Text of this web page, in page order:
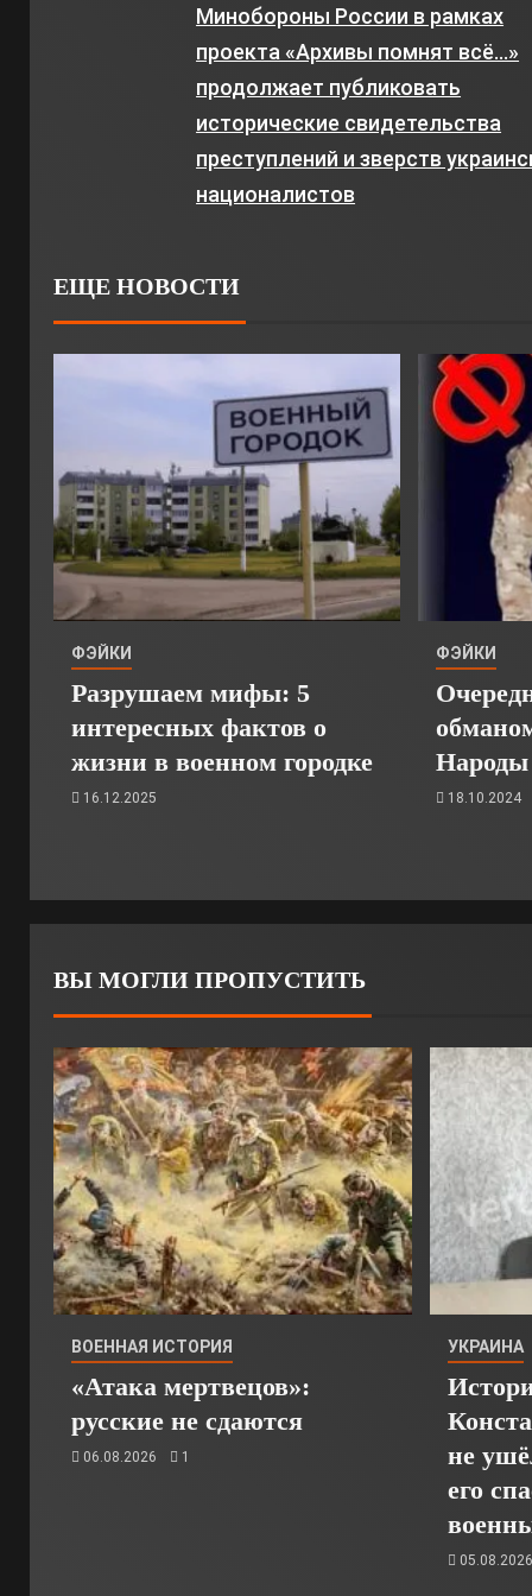
Минобороны России в рамках
проекта «Архивы помнят всё…»
продолжает публиковать
исторические свидетельства
преступлений и зверств
националистов
ЕЩЕ НОВОСТИ
ФЭЙКИ
Разрушаем мифы: 5
интересных фактов о
жизни в военном городке
16.12.2025
ФЭЙКИ
Народы
18.10.2024
ВЫ МОГЛИ ПРОПУСТИТЬ
ВОЕННАЯ ИСТОРИЯ
«Атака мертвецов»:
русские не сдаются
06.08.2026 1
УКРАИНА
не
его